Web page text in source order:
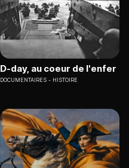
D-day, au coeur de l'enfer
DOCUMENTAIRES HISTOIRE